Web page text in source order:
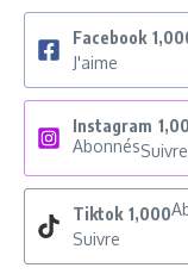
Facebook
J'aime
Instagram
AbonnésSuivre
Tiktok 1,000
Suivre